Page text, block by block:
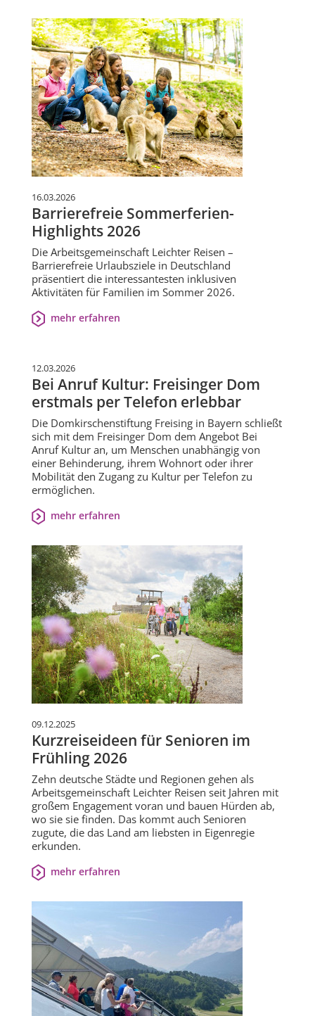
16.03.2026
Barrierefreie Sommerferien-
Highlights 2026
Die Arbeitsgemeinschaft Leichter Reisen –
Barrierefreie Urlaubsziele in Deutschland
präsentiert die interessantesten inklusiven
Aktivitäten für Familien im Sommer 2026.
mehr erfahren
12.03.2026
Bei Anruf Kultur: Freisinger Dom
erstmals per Telefon erlebbar
Die Domkirschenstiftung Freising in Bayern schließt
sich mit dem Freisinger Dom dem Angebot Bei
Anruf Kultur an, um Menschen unabhängig von
einer Behinderung, ihrem Wohnort oder ihrer
Mobilität den Zugang zu Kultur per Telefon zu
ermöglichen.
mehr erfahren
09.12.2025
Kurzreiseideen für Senioren im
Frühling 2026
Zehn deutsche Städte und Regionen gehen als
Arbeitsgemeinschaft Leichter Reisen seit Jahren mit
großem Engagement voran und bauen Hürden ab,
wo sie sie finden. Das kommt auch Senioren
zugute, die das Land am liebsten in Eigenregie
erkunden.
mehr erfahren